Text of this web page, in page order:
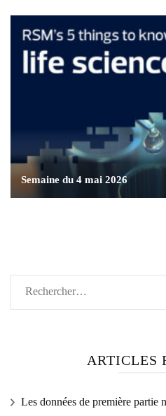
Semaine du 4 mai 2026
Rechercher :
ARTICLES
Les données de première partie